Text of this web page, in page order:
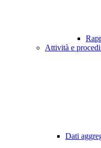
Attività e
Dati